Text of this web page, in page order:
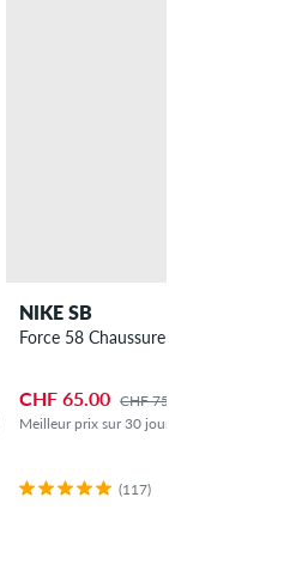
NIKE SB
Force 58 Chaussure
CHF 65.00 CHF 75.00
Meilleur prix sur 30 jours: CHF 60.00
(117)